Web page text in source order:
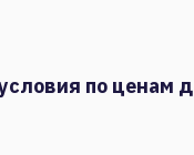
по ценам